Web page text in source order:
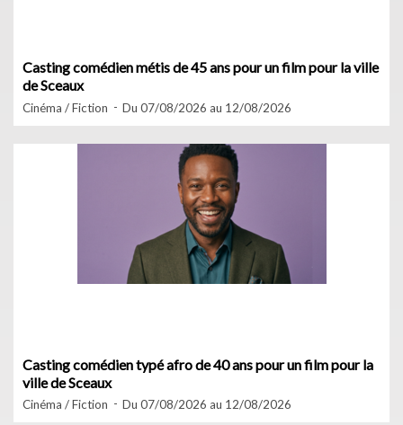
Casting comédien métis de 45 ans pour un film pour la ville
de Sceaux
Cinéma / Fiction Du 07/08/2026 au 12/08/2026
Casting comédien typé afro de 40 ans pour un film pour la
ville de Sceaux
Cinéma / Fiction Du 07/08/2026 au 12/08/2026